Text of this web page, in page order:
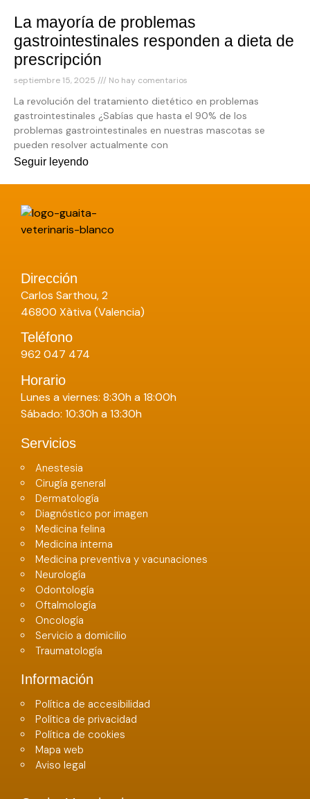
La mayoría de problemas
gastrointestinales responden a dieta de
prescripción
septiembre 15, 2025 No hay comentarios
La revolución del tratamiento dietético en problemas
gastrointestinales ¿Sabías que hasta el 90% de los
problemas gastrointestinales en nuestras mascotas se
pueden resolver actualmente con
Seguir leyendo
Dirección
Carlos Sarthou, 2
46800 Xàtiva (Valencia)
Teléfono
962 047 474
Horario
Lunes a viernes: 8:30h a 18:00h
Sábado: 10:30h a 13:30h
Servicios
Anestesia
Cirugía general
Dermatología
Diagnóstico por imagen
Medicina felina
Medicina interna
Medicina preventiva y vacunaciones
Neurología
Odontología
Oftalmología
Oncología
Servicio a domicilio
Traumatología
Información
Política de accesibilidad
Política de privacidad
Política de cookies
Mapa web
Aviso legal